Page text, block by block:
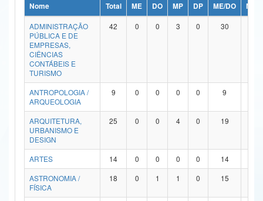
Ministério da Ciência, Tecnologia, Inovações e Comunicações
Ministério do Meio Ambiente
Ministério do Turismo
Ministério do Desenvolvimento Regional
Controladoria-Geral da União
Ministério da Mulher, da Família e dos Direitos Humanos
Secretaria de Governo
Nome Total ME DO MP DP ME/DO
MP/
ADMINISTRAÇÃO
PÚBLICA E DE
EMPRESAS,
CIÊNCIAS
CONTÁBEIS E
TURISMO
42 0 0 3 0 30
ANTROPOLOGIA /
ARQUEOLOGIA
9 0 0 0 0 9
ARQUITETURA,
URBANISMO E
DESIGN
25 0 0 4 0 19
ARTES 14 0 0 0 0 14
ASTRONOMIA /
FÍSICA
18 0 1 1 0 15